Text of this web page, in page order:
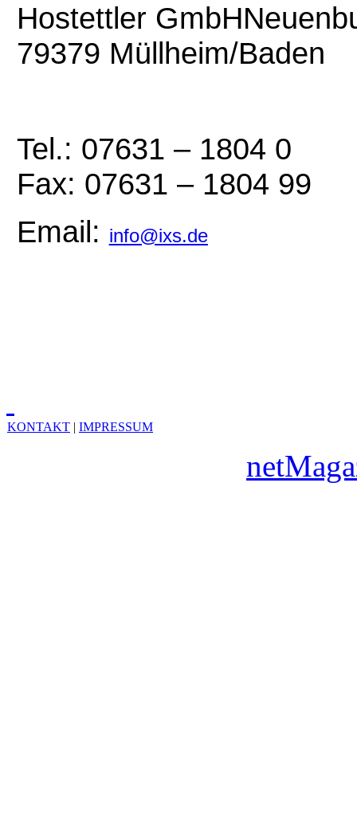
Hostettler GmbH
79379 Müllheim/Baden
Tel.: 07631 – 1804 0
Fax: 07631 – 1804 99
Email: info@ixs.de
KONTAKT | IMPRESSUM